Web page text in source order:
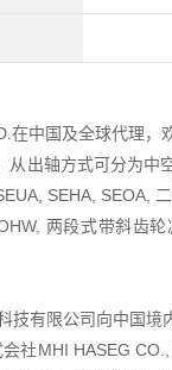
中国及全球代理，
出轴方式可分为中
SEHA, SEOA,
两段式带斜齿
技有限公司向中国
社MHI HASEG